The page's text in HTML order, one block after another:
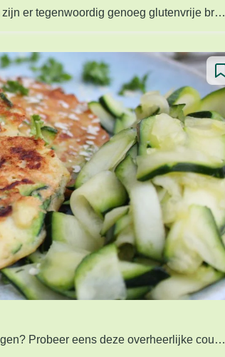
Als je een glutenintollerantie hebt, kan je veel broodsoorten niet eten. Gelukkig zijn er tegenwoordig genoeg glutenvrije broden te vinden in de supermarkt of bij de bakker. Daarnaast kan je ook zelf aan de slag gaan in de keuken en je eigen glutenvrije brood bakken! Wij helpen je hier graag bij, met ons glutenvrije brood recept, gemaakt met sorghummeel, havermeel en psylliumpoeder.
Op zoek naar een creatieve manier om genoeg groente en vezels binnen te krijgen? Probeer eens deze overheerlijke courgette koekjes gemaakt met kikkererwten en kikkererwtenmeel!